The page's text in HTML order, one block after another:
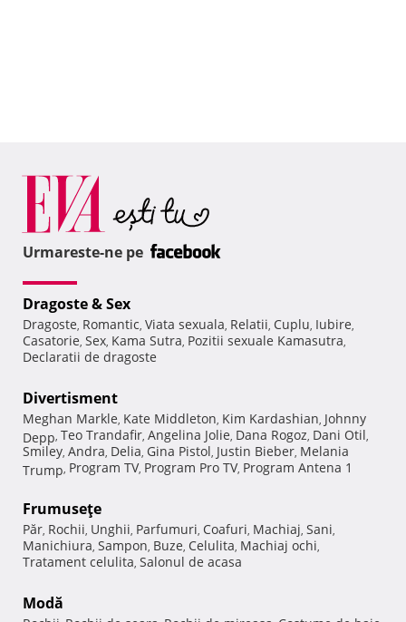
Urmareste-ne pe
Dragoste & Sex
Dragoste, Romantic, Viata sexuala, Relatii, Cuplu, Iubire,
Casatorie, Sex, Kama Sutra, Pozitii sexuale Kamasutra,
Declaratii de dragoste
Divertisment
Meghan Markle, Kate Middleton, Kim Kardashian, Johnny
Depp, Teo Trandafir, Angelina Jolie, Dana Rogoz, Dani Otil,
Smiley, Andra, Delia, Gina Pistol, Justin Bieber, Melania
Trump, Program TV, Program Pro TV, Program Antena 1
Frumuseţe
Păr, Rochii, Unghii, Parfumuri, Coafuri, Machiaj, Sani,
Manichiura, Sampon, Buze, Celulita, Machiaj ochi,
Tratament celulita, Salonul de acasa
Modă